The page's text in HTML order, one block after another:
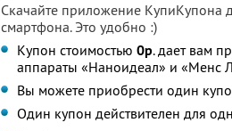
Скачайте приложение КупиКупона
смартфона. Это удобно :)
Купон стоимостью 0р. дает вам
аппараты «Наноидеал» и «Менс
Вы можете приобрести один
Один купон действителен для